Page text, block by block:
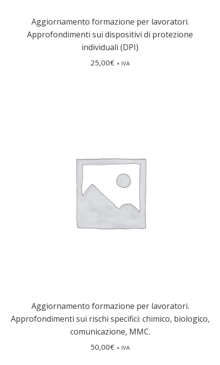
Aggiornamento formazione per lavoratori.
Approfondimenti sui dispositivi di protezione
individuali (DPI)
25,00€ + IVA
Aggiornamento formazione per lavoratori.
Approfondimenti sui rischi specifici: chimico, biologico,
comunicazione, MMC.
50,00€ + IVA